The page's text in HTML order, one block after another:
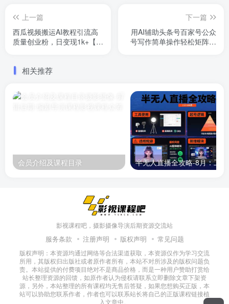
上一篇
西瓜视频搬运AI教程引流高
质量创业粉，日变现1k+【揭
下一篇
用AI辅助头条号百家号公众
号写作简单操作轻松矩阵工
相关推荐
会员介绍及课程目录
影视课程吧，摄影摄像导演后期资源交流站
服务条款 注册声明 版权声明 常见问题
版权声明：本资源均通过网络等合法渠道获取，本资源仅作为学习交流
所用，其版权归出版社或者原作者所有，本站不对所涉及的版权问题负
责。本站提供的付费项目绝对不是商品价格，而是一种用户赞助打赏给
站长整理资源的回馈，如原作者认为侵权请联系立即删除文章下架资
源，另外，本站整理的所有课程均无售后答疑，如果您想购买正版，本
站可以协助您联系作者，作者也可以联系站长将自己的正版课程链接植
入文章中。